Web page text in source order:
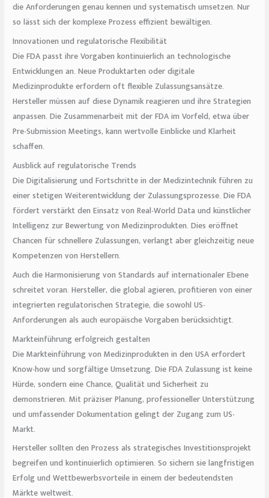
die Anforderungen genau kennen und systematisch umsetzen. Nur
so lässt sich der komplexe Prozess effizient bewältigen.
Innovationen und regulatorische Flexibilität
Die FDA passt ihre Vorgaben kontinuierlich an technologische
Entwicklungen an. Neue Produktarten oder digitale
Medizinprodukte erfordern oft flexible Zulassungsansätze.
Hersteller müssen auf diese Dynamik reagieren und ihre Strategien
anpassen. Die Zusammenarbeit mit der FDA im Vorfeld, etwa über
Pre-Submission Meetings, kann wertvolle Einblicke und Klarheit
schaffen.
Ausblick auf regulatorische Trends
Die Digitalisierung und Fortschritte in der Medizintechnik führen zu
einer stetigen Weiterentwicklung der Zulassungsprozesse. Die FDA
fördert verstärkt den Einsatz von Real-World Data und künstlicher
Intelligenz zur Bewertung von Medizinprodukten. Dies eröffnet
Chancen für schnellere Zulassungen, verlangt aber gleichzeitig neue
Kompetenzen von Herstellern.
Auch die Harmonisierung von Standards auf internationaler Ebene
schreitet voran. Hersteller, die global agieren, profitieren von einer
integrierten regulatorischen Strategie, die sowohl US-
Anforderungen als auch europäische Vorgaben berücksichtigt.
Markteinführung erfolgreich gestalten
Die Markteinführung von Medizinprodukten in den USA erfordert
Know-how und sorgfältige Umsetzung. Die FDA Zulassung ist keine
Hürde, sondern eine Chance, Qualität und Sicherheit zu
demonstrieren. Mit präziser Planung, professioneller Unterstützung
und umfassender Dokumentation gelingt der Zugang zum US-
Markt.
Hersteller sollten den Prozess als strategisches Investitionsprojekt
begreifen und kontinuierlich optimieren. So sichern sie langfristigen
Erfolg und Wettbewerbsvorteile in einem der bedeutendsten
Märkte weltweit.